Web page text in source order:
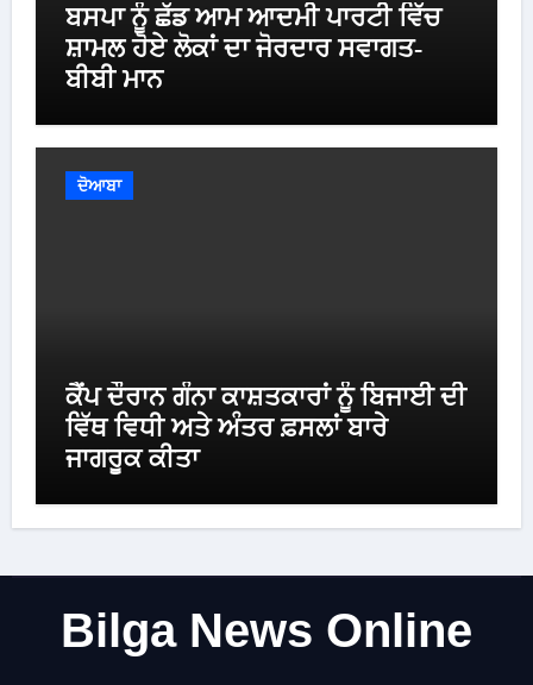
ਬਸਪਾ ਨੂੰ ਛੱਡ ਆਮ ਆਦਮੀ ਪਾਰਟੀ ਵਿੱਚ
ਸ਼ਾਮਲ ਹੋਏ ਲੋਕਾਂ ਦਾ ਜੋਰਦਾਰ ਸਵਾਗਤ-
ਬੀਬੀ ਮਾਨ
ਦੋਆਬਾ
ਕੈਂਪ ਦੌਰਾਨ ਗੰਨਾ ਕਾਸ਼ਤਕਾਰਾਂ ਨੂੰ ਬਿਜਾਈ ਦੀ
ਵਿੱਥ ਵਿਧੀ ਅਤੇ ਅੰਤਰ ਫ਼ਸਲਾਂ ਬਾਰੇ
ਜਾਗਰੂਕ ਕੀਤਾ
Bilga News Online